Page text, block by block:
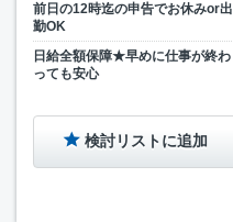
前日の12時迄の申告でお休みor出
勤OK
日給全額保障★早めに仕事が終わ
っても安心
検討リストに追加